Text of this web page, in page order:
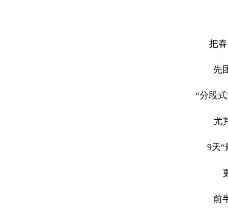
把
先
“分段
尤
9天“
前